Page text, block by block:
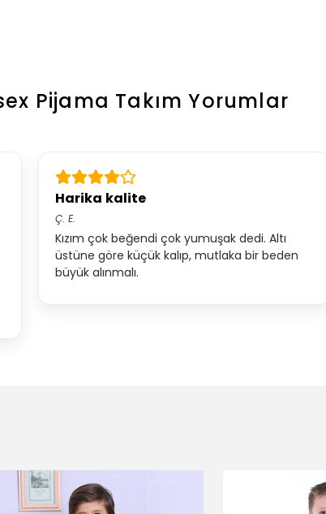
Pijama Takım Yorumlar
Harika kalite
Ç. E.
Kızım çok beğendi çok yumuşak dedi. Altı
üstüne göre küçük kalıp, mutlaka bir beden
büyük alınmalı.